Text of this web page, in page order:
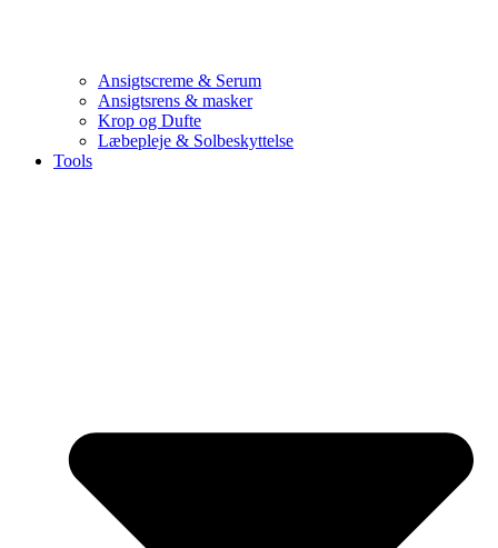
Ansigtscreme & Serum
Ansigtsrens & masker
Krop og Dufte
Læbepleje & Solbeskyttelse
Tools